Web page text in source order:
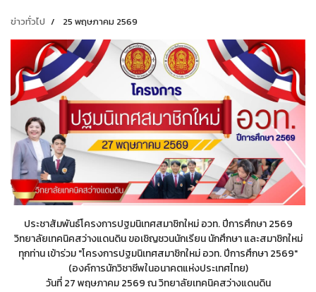
ข่าวทั่วไป 25 พฤษภาคม 2569
ประชาสัมพันธ์โครงการปฐมนิเทศสมาชิกใหม่ อวท. ปีการศึกษา 2569
วิทยาลัยเทคนิคสว่างแดนดิน ขอเชิญชวนนักเรียน นักศึกษา และสมาชิกใหม่
ทุกท่าน เข้าร่วม "โครงการปฐมนิเทศสมาชิกใหม่ อวท. ปีการศึกษา 2569"
(องค์การนักวิชาชีพในอนาคตแห่งประเทศไทย)
วันที่ 27 พฤษภาคม 2569 ณ วิทยาลัยเทคนิคสว่างแดนดิน